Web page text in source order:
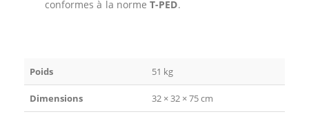
conformes à la normeT-PED.
Poids 51 kg
Dimensions 32 × 32 × 75 cm